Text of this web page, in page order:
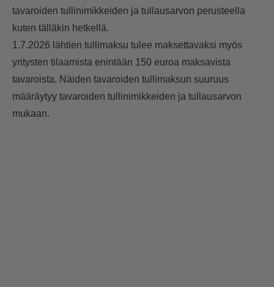
tavaroiden tullinimikkeiden ja tullausarvon perusteella
kuten tälläkin hetkellä.
1.7.2026 lähtien tullimaksu tulee maksettavaksi myös
yritysten tilaamista enintään 150 euroa maksavista
tavaroista. Näiden tavaroiden tullimaksun suuruus
määräytyy tavaroiden tullinimikkeiden ja tullausarvon
mukaan.